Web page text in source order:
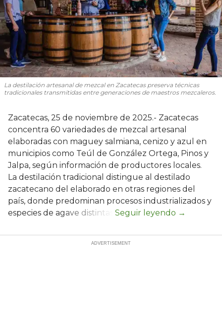
La destilación artesanal de mezcal en Zacatecas preserva técnicas
tradicionales transmitidas entre generaciones de maestros mezcaleros.
Zacatecas, 25 de noviembre de 2025.- Zacatecas
concentra 60 variedades de mezcal artesanal
elaboradas con maguey salmiana, cenizo y azul en
municipios como Teúl de González Ortega, Pinos y
Jalpa, según información de productores locales.
La destilación tradicional distingue al destilado
zacatecano del elaborado en otras regiones del
país, donde predominan procesos industrializados y
especies de agave distintas.